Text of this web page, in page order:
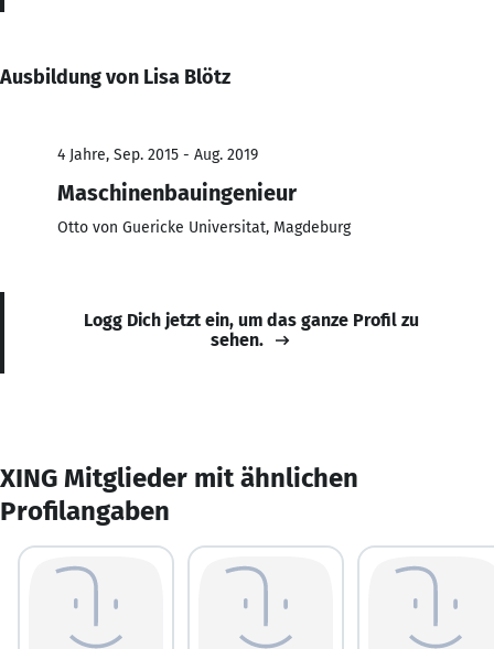
Ausbildung von Lisa Blötz
4 Jahre, Sep. 2015 - Aug. 2019
Maschinenbauingenieur
Otto von Guericke Universitat, Magdeburg
Logg Dich jetzt ein, um das ganze Profil zu
sehen.
XING Mitglieder mit ähnlichen
Profilangaben